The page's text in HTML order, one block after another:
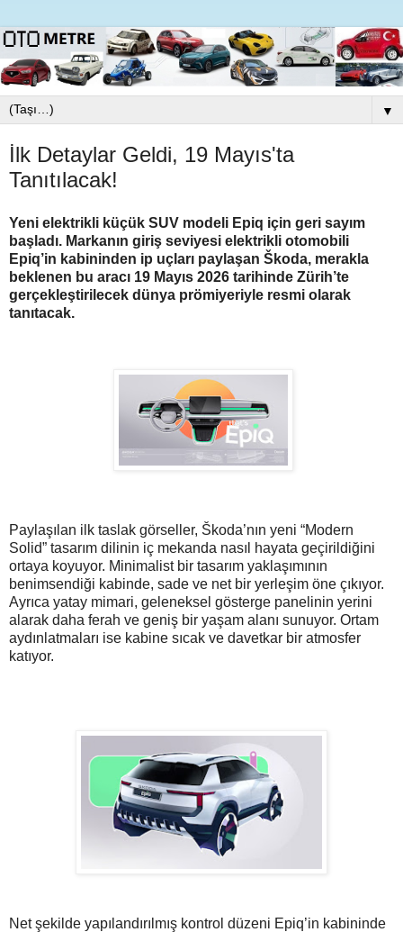
▼
İlk Detaylar Geldi, 19 Mayıs'ta
Tanıtılacak!
Yeni elektrikli küçük SUV modeli Epiq için geri sayım
başladı. Markanın giriş seviyesi elektrikli otomobili
Epiq’in kabininden ip uçları paylaşan Škoda, merakla
beklenen bu aracı 19 Mayıs 2026 tarihinde Zürih’te
gerçekleştirilecek dünya prömiyeriyle resmi olarak
tanıtacak.
Paylaşılan ilk taslak görseller, Škoda’nın yeni “Modern
Solid” tasarım dilinin iç mekanda nasıl hayata geçirildiğini
ortaya koyuyor. Minimalist bir tasarım yaklaşımının
benimsendiği kabinde, sade ve net bir yerleşim öne çıkıyor.
Ayrıca yatay mimari, geleneksel gösterge panelinin yerini
alarak daha ferah ve geniş bir yaşam alanı sunuyor. Ortam
aydınlatmaları ise kabine sıcak ve davetkar bir atmosfer
katıyor.
Net şekilde yapılandırılmış kontrol düzeni Epiq’in kabininde